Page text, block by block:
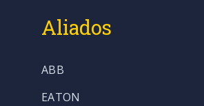
Aliados
ABB
EATON